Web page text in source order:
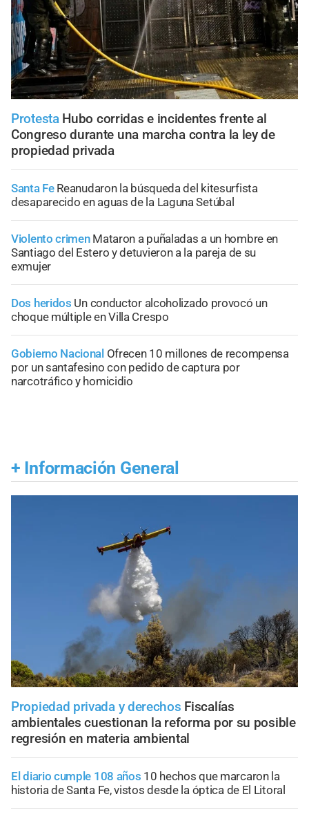
Protesta Hubo corridas e incidentes frente al
Congreso durante una marcha contra la ley de
propiedad privada
Santa Fe Reanudaron la búsqueda del kitesurfista
desaparecido en aguas de la Laguna Setúbal
Violento crimen Mataron a puñaladas a un hombre en
Santiago del Estero y detuvieron a la pareja de su
exmujer
Dos heridos Un conductor alcoholizado provocó un
choque múltiple en Villa Crespo
Gobierno Nacional Ofrecen 10 millones de recompensa
por un santafesino con pedido de captura por
narcotráfico y homicidio
+ Información General
Propiedad privada y derechos Fiscalías
ambientales cuestionan la reforma por su posible
regresión en materia ambiental
El diario cumple 108 años 10 hechos que marcaron la
historia de Santa Fe, vistos desde la óptica de El Litoral